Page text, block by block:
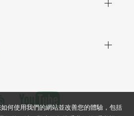
何使用我們的網站並改善您的體驗，包括